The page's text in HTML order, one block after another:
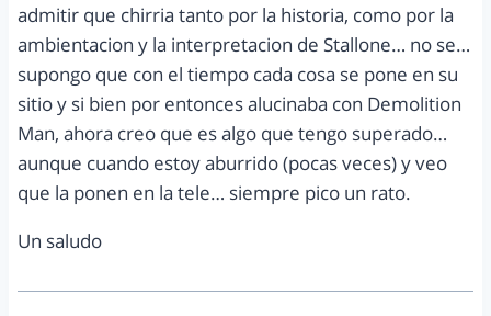
admitir que chirria tanto por la historia, como por la
ambientacion y la interpretacion de Stallone… no se…
supongo que con el tiempo cada cosa se pone en su
sitio y si bien por entonces alucinaba con Demolition
Man, ahora creo que es algo que tengo superado…
aunque cuando estoy aburrido (pocas veces) y veo
que la ponen en la tele… siempre pico un rato.
Un saludo